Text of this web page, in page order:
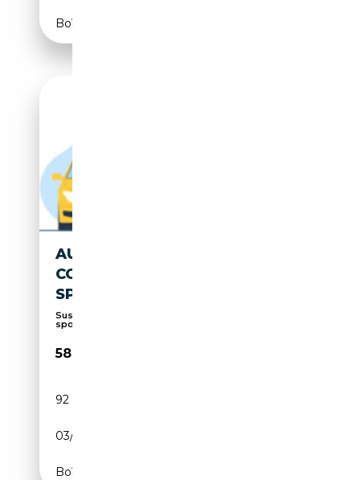
Boîte automatique
AUDI Q8 50 TDI QUATTRO
COMPETITION PLUS S-LINE
SPORTPAKET
Suspension pneumatique, 360° caméra, Sièges
sport,...
58 925€
92 179 km
03/2023
Boîte automatique